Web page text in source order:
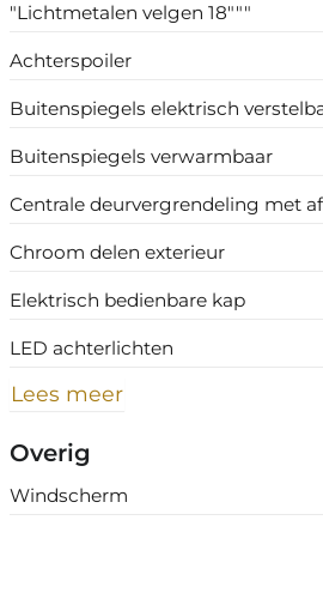
"Lichtmetalen velgen 18"""
Achterspoiler
Buitenspiegels elektrisch
Buitenspiegels verwarmbaar
Centrale deurvergrendeling met
Chroom delen exterieur
Elektrisch bedienbare kap
LED achterlichten
Lees meer
Overig
Windscherm